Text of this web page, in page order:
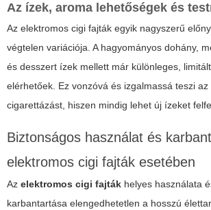
Az ízek, aroma lehetőségek és
Az elektromos cigi fajták egyik nagyszerű
végtelen variációja. A hagyományos dohány,
és desszert ízek mellett már különleges,
elérhetőek. Ez vonzóvá és izgalmassá teszi
cigarettázást, hiszen mindig lehet új ízeket
Biztonságos használat és
elektromos cigi fajták esetében
Az elektromos cigi fajták helyes használata
karbantartása elengedhetetlen a hosszú